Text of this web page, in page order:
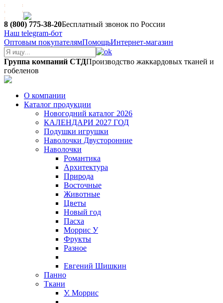
8 (800) 775-38-20Бесплатный звонок по России
Наш telegram-бот
Оптовым покупателямПомощьИнтернет-магазин
Группа компаний СТДПроизводство жаккардовых тканей и
гобеленов
О компании
Каталог продукции
Новогодний каталог 2026
КАЛЕНДАРИ 2027 ГОД
Подушки игрушки
Наволочки Двусторонние
Наволочки
Романтика
Архитектура
Природа
Восточные
Животные
Цветы
Новый год
Пасха
Моррис У
Фрукты
Разное
Евгений Шишкин
Панно
Ткани
У. Моррис